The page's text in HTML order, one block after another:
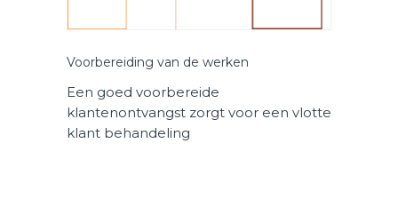
Voorbereiding van de werken
Een goed voorbereide
klantenontvangst zorgt voor een vlotte
klant behandeling